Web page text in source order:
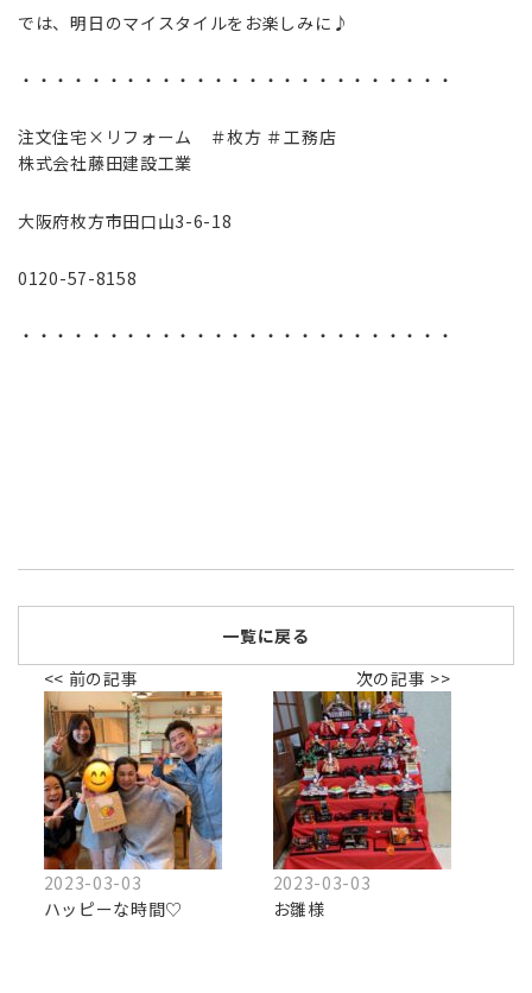
では、明日のマイスタイルをお楽しみに♪
・・・・・・・・・・・・・・・・・・・・・・・・・
注文住宅×リフォーム ＃枚方 ＃工務店
株式会社藤田建設工業
大阪府枚方市田口山3-6-18
0120-57-8158
・・・・・・・・・・・・・・・・・・・・・・・・・
<< 前の記事
2023-03-03
ハッピーな時間♡
一覧に戻る
次の記事 >>
2023-03-03
お雛様